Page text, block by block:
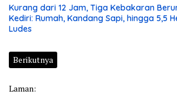
Kurang dari 12 Jam, Tiga Kebakaran
Kediri: Rumah, Kandang Sapi, hingga 5,5
Ludes
Berikutnya
Laman: